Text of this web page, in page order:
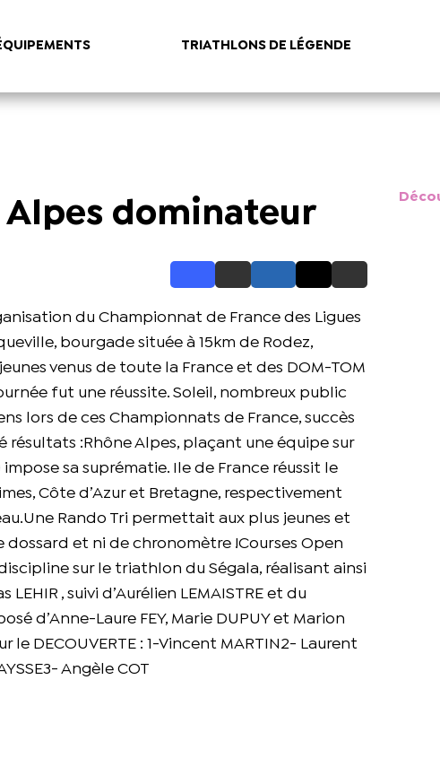
TRIATHLONS DE LÉGENDE
Alpes dominateur
du Championnat de France des Ligues
bourgade située à 15km de Rodez,
venus de toute la France et des DOM-TOM
fut une réussite. Soleil, nombreux public
lors de ces Championnats de France, succès
résultats :Rhône Alpes, plaçant une équipe sur
sa suprématie. Ile de France réussit le
Côte d’Azur et Bretagne, respectivement
Rando Tri permettait aux plus jeunes et
dossard et ni de chronomètre !Courses Open
sur le triathlon du Ségala, réalisant ainsi
, suivi d’Aurélien LEMAISTRE et du
d’Anne-Laure FEY, Marie DUPUY et Marion
le DECOUVERTE : 1-Vincent MARTIN2- Laurent
Angèle COT